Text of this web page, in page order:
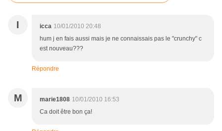
I icca 10/01/2010 20:48
hum j en fais aussi mais je ne connaissais pas le "crunchy" c
est nouveau???
Répondre
M marie1808 10/01/2010 16:53
Ca doit être bon ça!